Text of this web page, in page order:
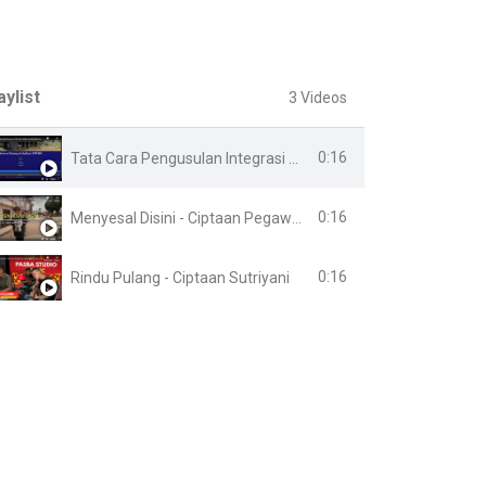
3 Videos
0:16
0:16
Rindu Pulang - Ciptaan Sutriyani 0:16